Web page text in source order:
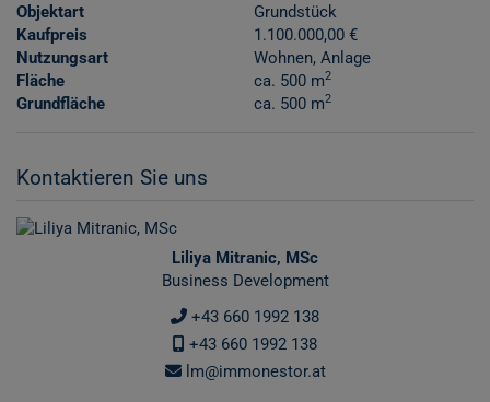
Objektart
Grundstück
Kaufpreis
1.100.000,00 €
Nutzungsart
Wohnen Anlage
Fläche
ca. 500 m2
Grundfläche ca. 500 m2
Kontaktieren Sie uns
Liliya Mitranic, MSc
Business Development
+43 660 1992 138
+43 660 1992 138
lm@immonestor.at